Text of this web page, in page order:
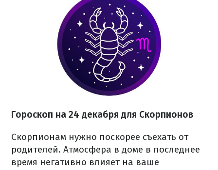
Гороскоп на 24 декабря для Скорпионов
Скорпионам нужно поскорее съехать от
родителей. Атмосфера в доме в последнее
время негативно влияет на ваше